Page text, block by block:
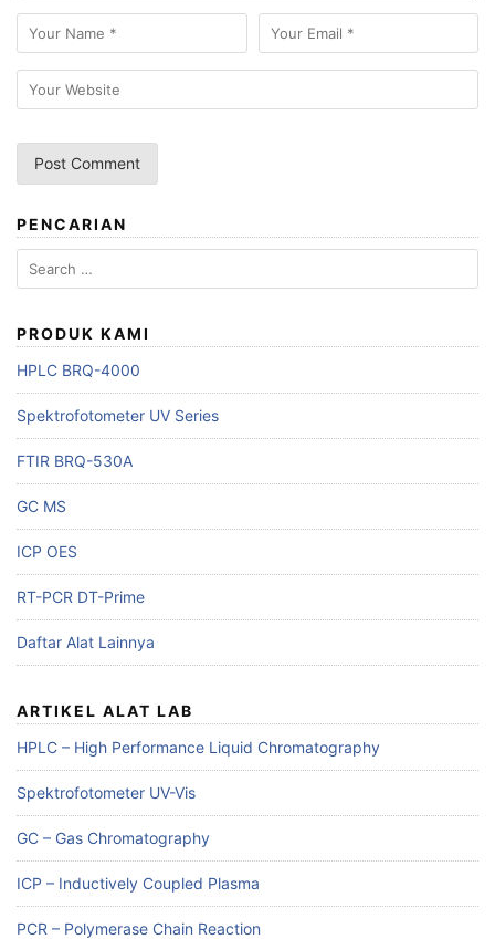
PENCARIAN
Search
for:
PRODUK KAMI
HPLC BRQ-4000
Spektrofotometer UV Series
FTIR BRQ-530A
GC MS
ICP OES
RT-PCR DT-Prime
Daftar Alat Lainnya
ARTIKEL ALAT LAB
HPLC – High Performance Liquid Chromatography
Spektrofotometer UV-Vis
GC – Gas Chromatography
ICP – Inductively Coupled Plasma
PCR – Polymerase Chain Reaction